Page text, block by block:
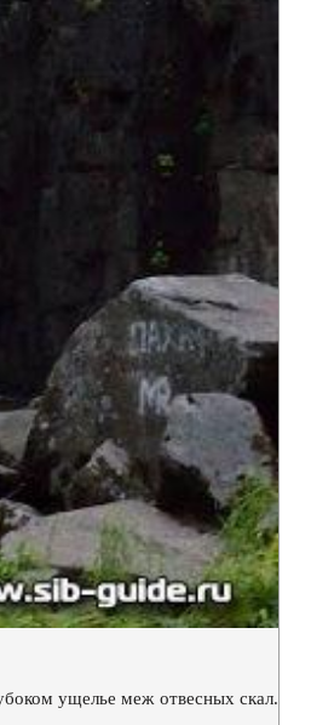
ущелье меж отвесных скал.